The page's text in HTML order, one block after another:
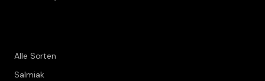
Alle Sorten
Salmiak